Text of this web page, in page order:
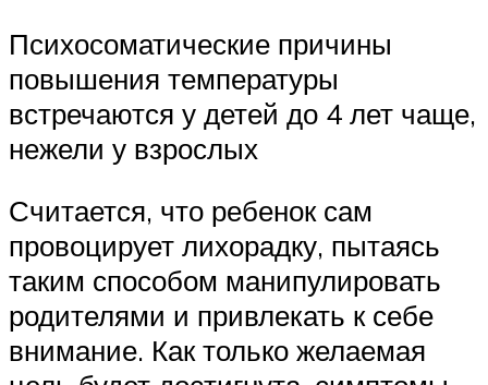
Психосоматические причины
повышения температуры
встречаются у детей до 4 лет чаще,
нежели у взрослых
Считается, что ребенок сам
провоцирует лихорадку, пытаясь
таким способом манипулировать
родителями и привлекать к себе
внимание. Как только желаемая